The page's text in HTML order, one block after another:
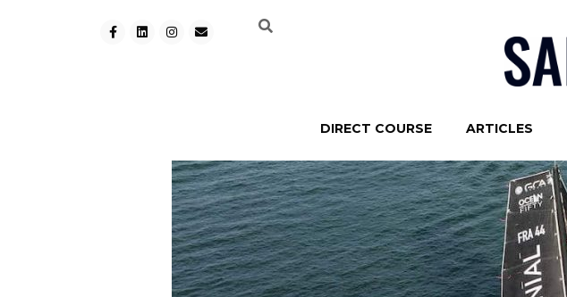
DIRECT COURSE ARTICLES